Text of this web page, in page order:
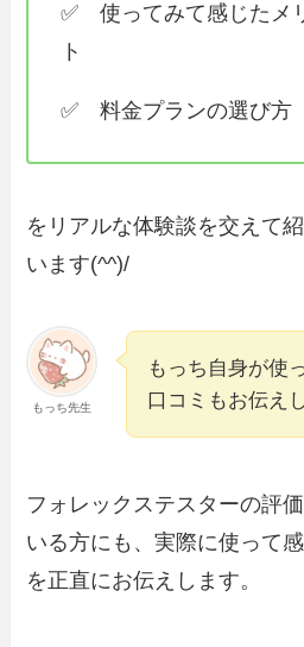
✅ 使ってみて感じたメ
ト
✅ 料金プランの選び方
をリアルな体験談を交えて
います(^^)/
もっち先生
もっち自身が使
口コミもお伝え
フォレックステスターの評
いる方にも、実際に使って
を正直にお伝えします。